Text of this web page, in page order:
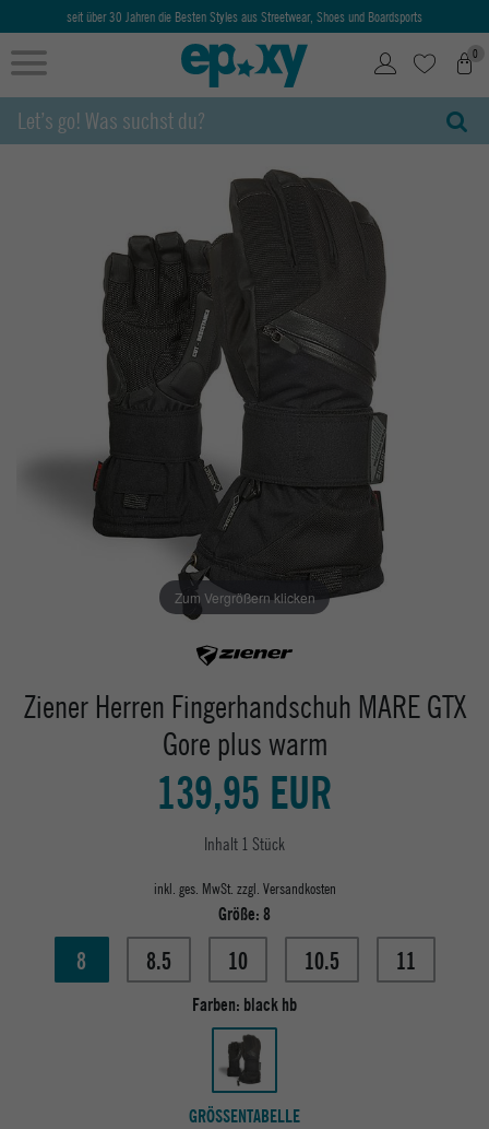
seit über 30 Jahren die Besten Styles aus Streetwear, Shoes und Boardsports
0
Zum Vergrößern klicken
Ziener Herren Fingerhandschuh MARE GTX
Gore plus warm
139,95 EUR
Inhalt 1 Stück
inkl. ges. MwSt. zzgl. Versandkosten
Größe:8
8 8.5 10 10.5 11
Farben: black hb
GRÖSSENTABELLE